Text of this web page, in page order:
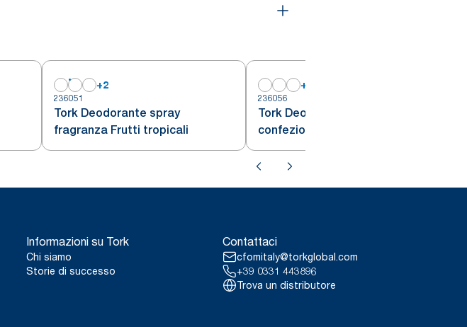
+2
236051
Tork Deodorante spray
fragranza Frutti tropicali
+
236056
Tork Deodorante spray
confezione mista
Informazioni su Tork
Chi siamo
Storie di successo
Contattaci
cfomitaly@torkglobal.com
+39 0331 443896
Trova un distributore